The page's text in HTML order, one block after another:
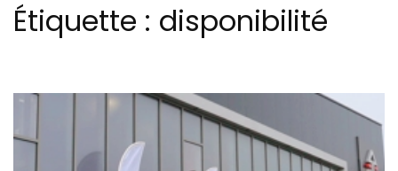
Étiquette : disponibilité